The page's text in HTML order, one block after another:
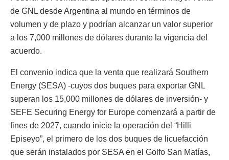
de GNL desde Argentina al mundo en términos de
volumen y de plazo y podrían alcanzar un valor superior
a los 7,000 millones de dólares durante la vigencia del
acuerdo.
El convenio indica que la venta que realizará Southern
Energy (SESA) -cuyos dos buques para exportar GNL
superan los 15,000 millones de dólares de inversión- y
SEFE Securing Energy for Europe comenzará a partir de
fines de 2027, cuando inicie la operación del “Hilli
Episeyo”, el primero de los dos buques de licuefacción
que serán instalados por SESA en el Golfo San Matías,